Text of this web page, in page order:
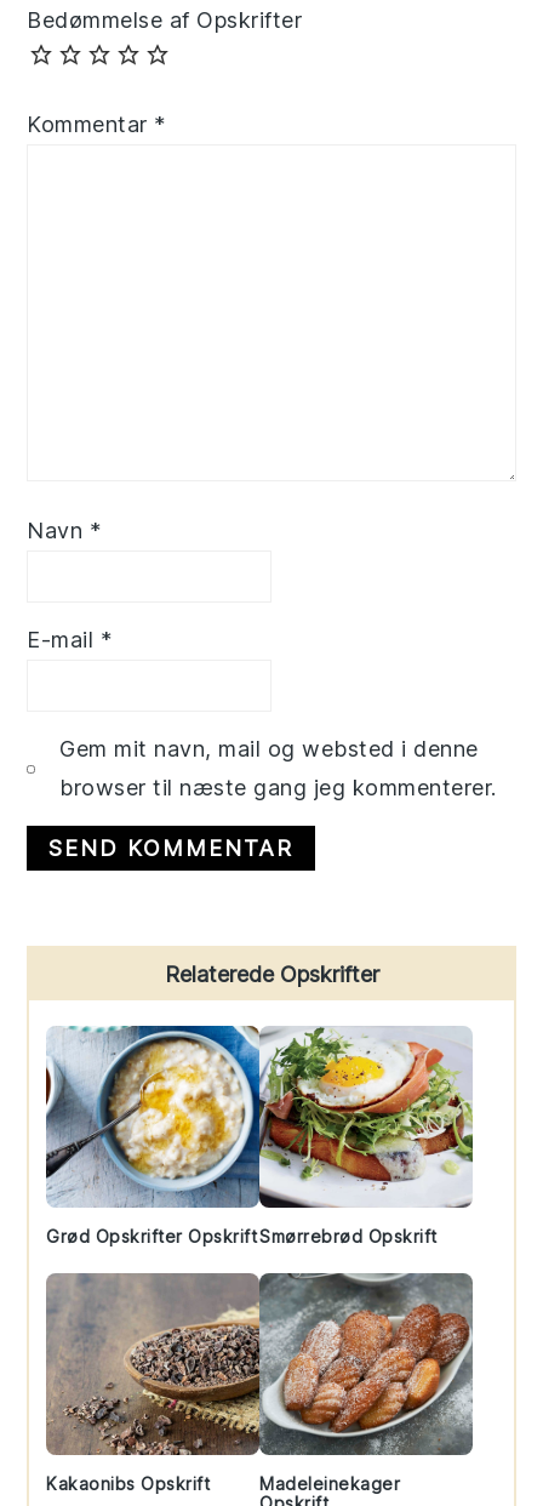
Bedømmelse af Opskrifter
Kommentar *
Navn *
E-mail *
Gem mit navn, mail og websted i denne
browser til næste gang jeg kommenterer.
Sidebar
Relaterede Opskrifter
Grød Opskrifter OpskriftSmørrebrød Opskrift
Kakaonibs Opskrift
Madeleinekager